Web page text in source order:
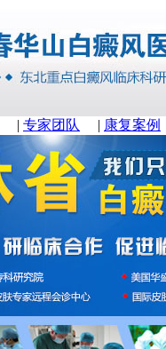
| 专家团队 | 康复案例